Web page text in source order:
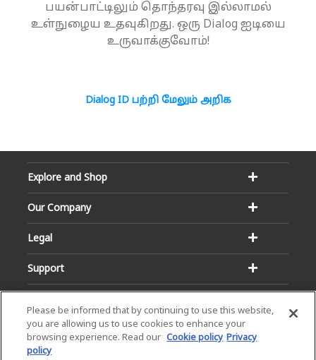
பயன்பாட்டிலும் தொந்தரவு இல்லாமல்
உள்நுழைய உதவுகிறது. ஒரு Dialog ஐடியை
உருவாக்குவோம்!
Dialog ID பற்றி மேலும் அறிக
Explore and Shop
Our Company
Legal
Support
Please be informed that by continuing to use this website,
you are allowing us to use cookies to enhance your
browsing experience. Read our Cookie policy Privacy
policy